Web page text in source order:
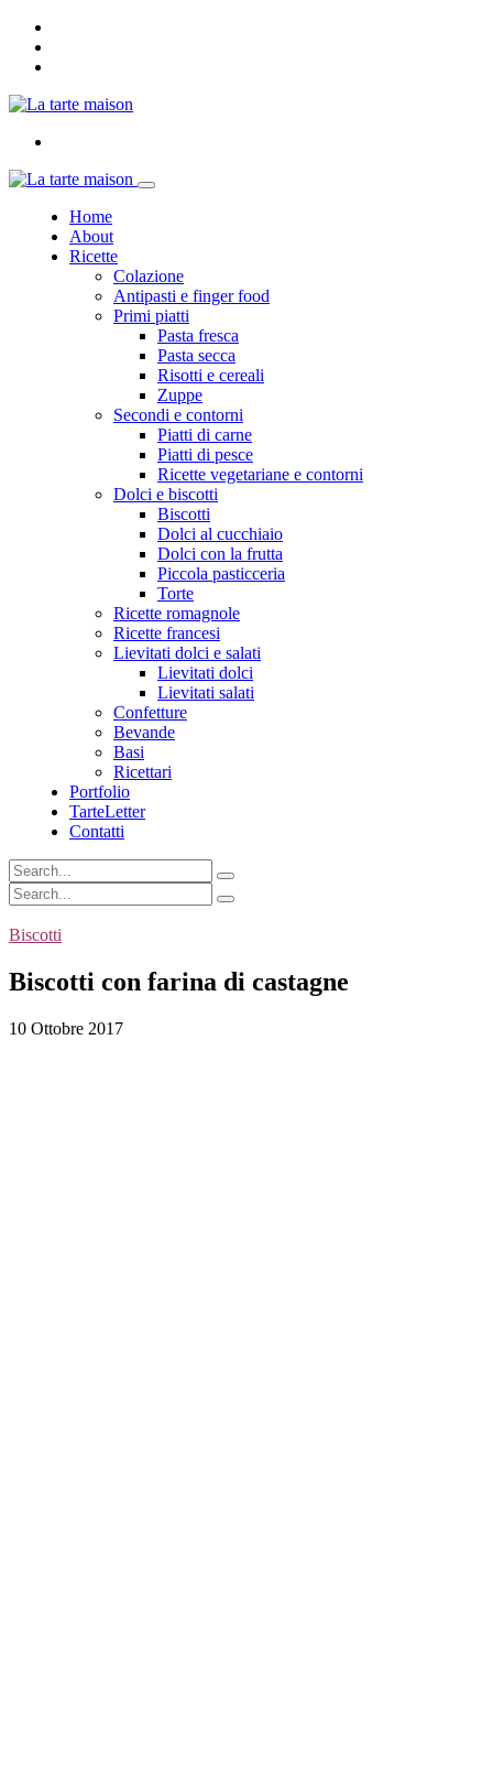
Home
About
Ricette
Colazione
Antipasti e finger food
Primi piatti
Pasta fresca
Pasta secca
Risotti e cereali
Zuppe
Secondi e contorni
Piatti di carne
Piatti di pesce
Ricette vegetariane e contorni
Dolci e biscotti
Biscotti
Dolci al cucchiaio
Dolci con la frutta
Piccola pasticceria
Torte
Ricette romagnole
Ricette francesi
Lievitati dolci e salati
Lievitati dolci
Lievitati salati
Confetture
Bevande
Basi
Ricettari
Portfolio
TarteLetter
Contatti
Biscotti
Biscotti con farina di castagne
10 Ottobre 2017